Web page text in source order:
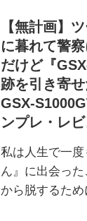
【無計画】
に暮れて警察
だけど『
跡を引き寄
GSX-
ンプレ・レビ
私は人生で一
ん』に出会っ
から脱するた